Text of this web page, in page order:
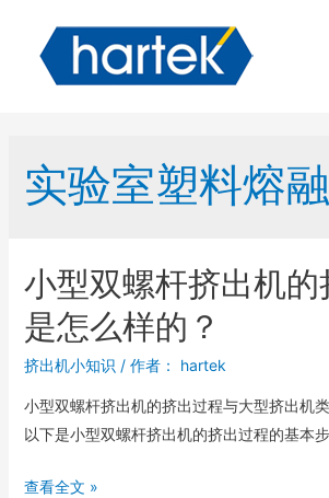
实验室塑料熔
小型双螺杆挤出机的
是怎么样的？
挤出机小知识 / 作者： hartek
小型双螺杆挤出机的挤出过程与大型挤出机类
以下是小型双螺杆挤出机的挤出过程的基本
查看全文 »